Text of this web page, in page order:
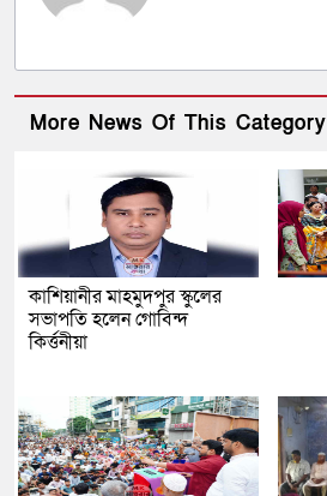
More News Of This Category
কাশিয়ানীর মাহমুদপুর স্কুলের
সভাপতি হলেন গোবিন্দ
কির্ত্তনীয়া